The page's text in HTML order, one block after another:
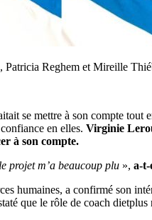
Reghem et Mireille
se mettre à son compte tout
en elles. Virginie
à son compte.
projet m’a beaucoup plu », a-t-
humaines, a confirmé son
que le rôle de coach dietplus